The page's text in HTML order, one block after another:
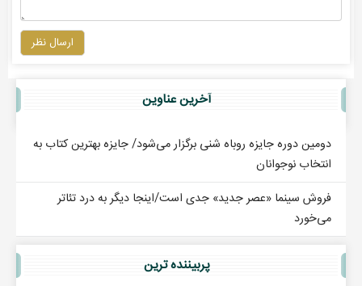
ارسال نظر
آخرين عناوين
دومین دوره جایزه روباه شنی برگزار می‌شود/ جایزه بهترین کتاب به
انتخاب نوجوانان
فروش سینما «عصر جدید» جدی است/اینجا دیگر به درد تئاتر
می‌خورد
پربيننده ترين